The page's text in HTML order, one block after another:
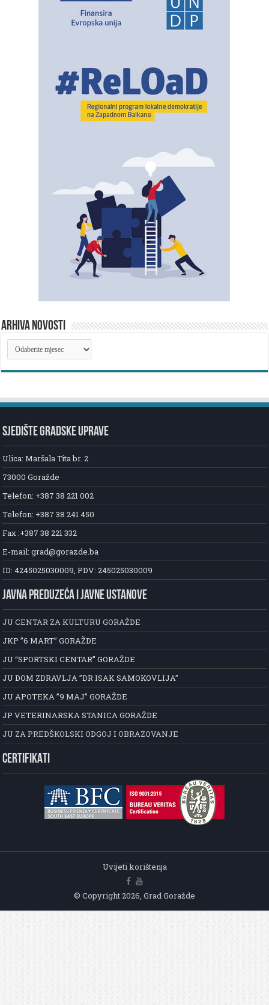
ARHIVA NOVOSTI
ARHIVA
NOVOSTI
SJEDIŠTE GRADSKE UPRAVE
Ulica: Maršala Tita br. 2
73000 Goražde
Telefon: +387 38 221 002
Telefon: +387 38 241 450
Fax :+387 38 221 332
E-mail: grad@gorazde.ba
ID: 4245025030009, PDV: 245025030009
JAVNA PREDUZEĆA I JAVNE USTANOVE
JU CENTAR ZA KULTURU GORAŽDE
JKP ”6 MART” GORAŽDE
JU “SPORTSKI CENTAR” GORAŽDE
JU DOM ZDRAVLJA ”DR ISAK SAMOKOVLIJA”
JU APOTEKA ”9 MAJ” GORAŽDE
JP VETERINARSKA STANICA GORAŽDE
JU ZA PREDŠKOLSKI ODGOJ I OBRAZOVANJE
CERTIFIKATI
Uvijeti korištenja
© Copyright 2026, Grad Goražde